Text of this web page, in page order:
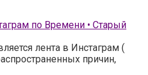
по Времени • Старый
лента в Инстаграм (
причин,